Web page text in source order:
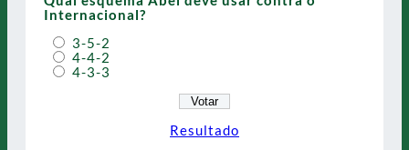
Internacional?
3-5-2
4-4-2
4-3-3
Resultado